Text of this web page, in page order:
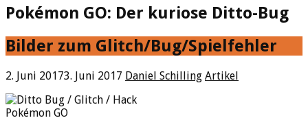
Pokémon GO: Der kuriose Ditto-Bug
Bilder zum Glitch/Bug/Spielfehler
2. Juni 20173. Juni 2017 Daniel Schilling Artikel
Pokémon GO